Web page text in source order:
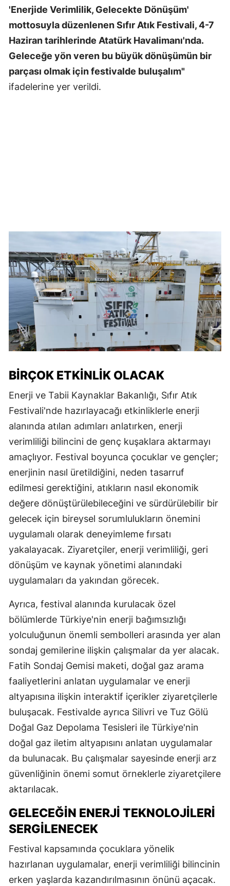
'Enerjide Verimlilik, Gelecekte Dönüşüm'
mottosuyla düzenlenen Sıfır Atık Festivali, 4-7
Haziran tarihlerinde Atatürk Havalimanı'nda.
Geleceğe yön veren bu büyük dönüşümün bir
parçası olmak için festivalde buluşalım"
ifadelerine yer verildi.
BİRÇOK ETKİNLİK OLACAK
Enerji ve Tabii Kaynaklar Bakanlığı, Sıfır Atık
Festivali'nde hazırlayacağı etkinliklerle enerji
alanında atılan adımları anlatırken, enerji
verimliliği bilincini de genç kuşaklara aktarmayı
amaçlıyor. Festival boyunca çocuklar ve gençler;
enerjinin nasıl üretildiğini, neden tasarruf
edilmesi gerektiğini, atıkların nasıl ekonomik
değere dönüştürülebileceğini ve sürdürülebilir bir
gelecek için bireysel sorumlulukların önemini
uygulamalı olarak deneyimleme fırsatı
yakalayacak. Ziyaretçiler, enerji verimliliği, geri
dönüşüm ve kaynak yönetimi alanındaki
uygulamaları da yakından görecek.
Ayrıca, festival alanında kurulacak özel
bölümlerde Türkiye'nin enerji bağımsızlığı
yolculuğunun önemli sembolleri arasında yer alan
sondaj gemilerine ilişkin çalışmalar da yer alacak.
Fatih Sondaj Gemisi maketi, doğal gaz arama
faaliyetlerini anlatan uygulamalar ve enerji
altyapısına ilişkin interaktif içerikler ziyaretçilerle
buluşacak. Festivalde ayrıca Silivri ve Tuz Gölü
Doğal Gaz Depolama Tesisleri ile Türkiye'nin
doğal gaz iletim altyapısını anlatan uygulamalar
da bulunacak. Bu çalışmalar sayesinde enerji arz
güvenliğinin önemi somut örneklerle ziyaretçilere
aktarılacak.
GELECEĞİN ENERJİ TEKNOLOJİLERİ
SERGİLENECEK
Festival kapsamında çocuklara yönelik
hazırlanan uygulamalar, enerji verimliliği bilincinin
erken yaşlarda kazandırılmasının önünü açacak.